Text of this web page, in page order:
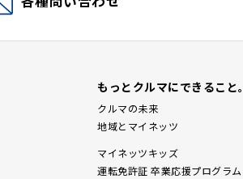
もっとクルマにできること。
クルマの未来
地域とマイネッツ
マイネッツキッズ
運転免許証 卒業応援プログラム